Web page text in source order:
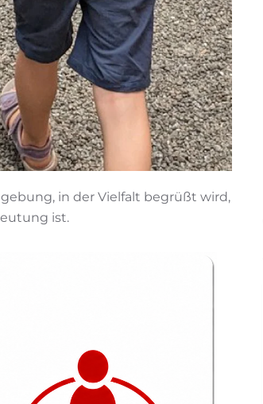
in der Vielfalt begrüßt wird,
ist.